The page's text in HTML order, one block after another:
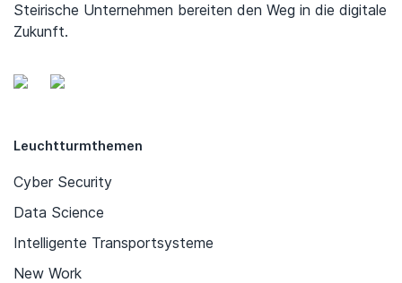
Steirische Unternehmen bereiten den Weg in die digitale
Zukunft.
Leuchtturmthemen
Cyber Security
Data Science
Intelligente Transportsysteme
New Work